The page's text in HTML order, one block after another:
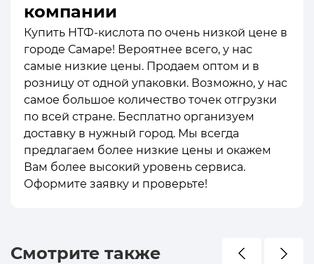
компании
Купить НТФ-кислота по очень низкой цене в
городе Самаре! Вероятнее всего, у нас
самые низкие цены. Продаем оптом и в
розницу от одной упаковки. Возможно, у нас
самое большое количество точек отгрузки
по всей стране. Бесплатно организуем
доставку в нужный город. Мы всегда
предлагаем более низкие цены и окажем
Вам более высокий уровень сервиса.
Оформите заявку и проверьте!
Смотрите также